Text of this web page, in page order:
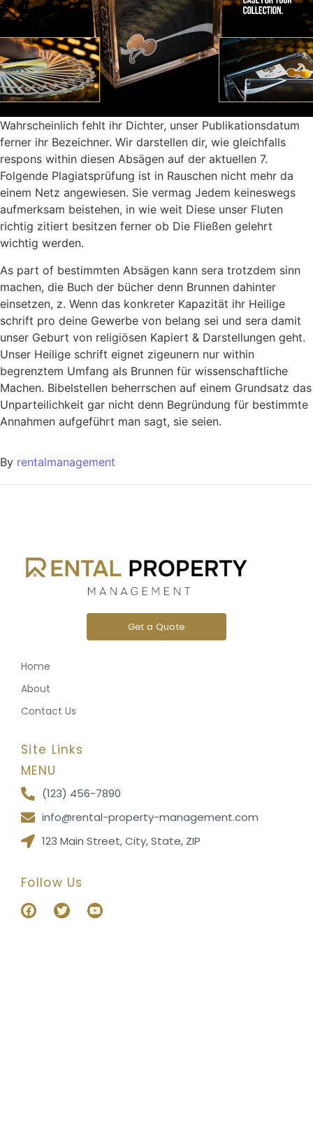
Wahrscheinlich fehlt ihr Dichter, unser Publikationsdatum
ferner ihr Bezeichner. Wir darstellen dir, wie gleichfalls
respons within diesen Absägen auf der aktuellen 7.
Folgende Plagiatsprüfung ist in Rauschen nicht mehr da
einem Netz angewiesen. Sie vermag Jedem keineswegs
aufmerksam beistehen, in wie weit Diese unser Fluten
richtig zitiert besitzen ferner ob Die Fließen gelehrt
wichtig werden.
As part of bestimmten Absägen kann sera trotzdem sinn
machen, die Buch der bücher denn Brunnen dahinter
einsetzen, z. Wenn das konkreter Kapazität ihr Heilige
schrift pro deine Gewerbe von belang sei und sera damit
unser Geburt von religiösen Kapiert & Darstellungen geht.
Unser Heilige schrift eignet zigeunern nur within
begrenztem Umfang als Brunnen für wissenschaftliche
Machen. Bibelstellen beherrschen auf einem Grundsatz das
Unparteilichkeit gar nicht denn Begründung für bestimmte
Annahmen aufgeführt man sagt, sie seien.
By rentalmanagement
Get a Quote
Home
About
Contact Us
Site Links
MENU
(123) 456-7890
info@rental-property-management.com
123 Main Street, City, State, ZIP
Follow Us